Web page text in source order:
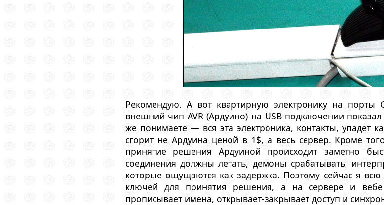
Рекомендую. А вот квартирную электронику на
внешний чип AVR (Ардуино) на USB-подключении
же понимаете — вся эта электроника, контакты, упадет
сгорит не Ардуина ценой в 1$, а весь сервер. Кроме
принятие решения Ардуиной происходит заметно
соединения должны летать, демоны срабатывать,
которые ощущаются как задержка. Поэтому сейчас я
ключей для принятия решения, а на сервере и
прописывает имена, открывает-закрывает доступ и